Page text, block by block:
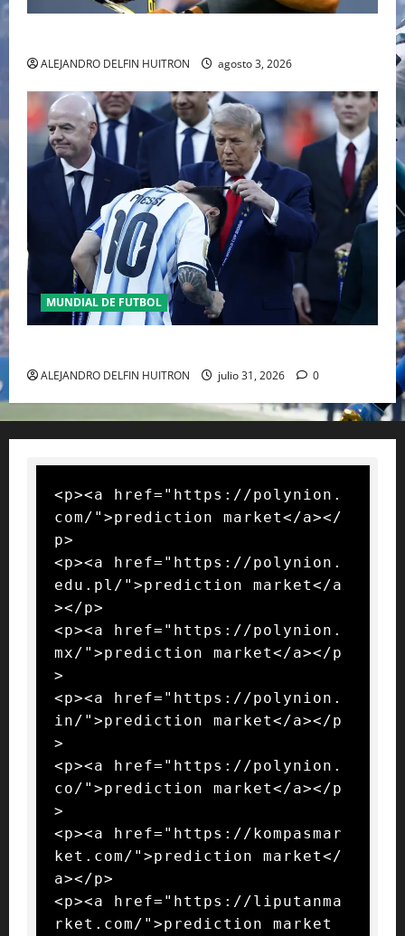
ALEJANDRO DELFIN HUITRON agosto 3, 2026
MUNDIAL DE FUTBOL
ALEJANDRO DELFIN HUITRON julio 31, 2026 0
<p><a href="https://polynion.
com/">prediction market</a></
p>
<p><a href="https://polynion.
edu.pl/">prediction market</a
></p>
<p><a href="https://polynion.
mx/">prediction market</a></p
>
<p><a href="https://polynion.
in/">prediction market</a></p
>
<p><a href="https://polynion.
co/">prediction market</a></p
>
<p><a href="https://kompasmar
ket.com/">prediction market</
a></p>
<p><a href="https://liputanma
rket.com/">prediction market